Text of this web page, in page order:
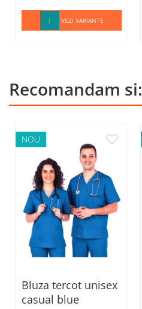
VEZI VARIANTE
Recomandam si:
NOU
Bluza tercot unisex
casual blue